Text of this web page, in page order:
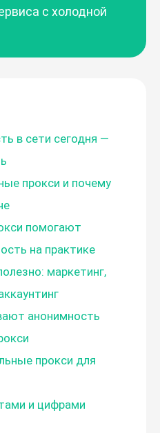
с холодной
в сети сегодня —
прокси и почему
помогают
на практике
маркетинг,
анонимность
прокси для
и цифрами